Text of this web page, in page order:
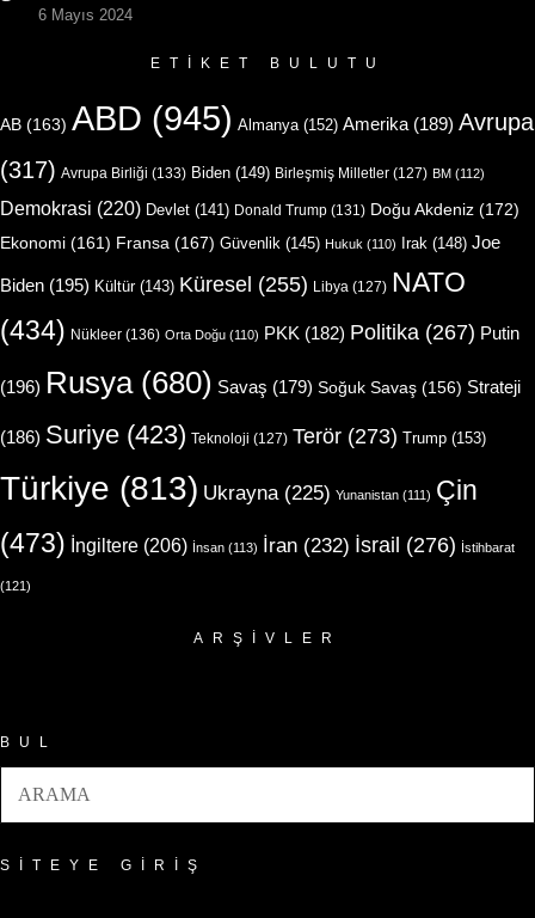
6 Mayıs 2024
ETIKET BULUTU
AB (163) ABD (945) Almanya (152) Amerika (189) Avrupa
(317) Avrupa Birliği (133) Biden (149) Birleşmiş Milletler (127) BM (112)
Demokrasi (220) Devlet (141) Donald Trump (131) Doğu Akdeniz (172)
Ekonomi (161) Fransa (167) Güvenlik (145) Hukuk (110) Irak (148) Joe
Biden (195) Kültür(143) Küresel (255) Libya (127) NATO
(434) Nükleer (136) Orta Doğu (110) PKK (182) Politika (267) Putin
(196) Rusya(680) Savaş (179) Soğuk Savaş (156) Strateji
(186) Suriye (423) Teknoloji (127) Terör (273) Trump (153)
Türkiye (813) Ukrayna(225) Yunanistan (111) Çin
(473) İngiltere (206) İnsan (113) İran (232) İsrail (276) İstihbarat
(121)
ARŞIVLER
BUL
SITEYE GIRIŞ